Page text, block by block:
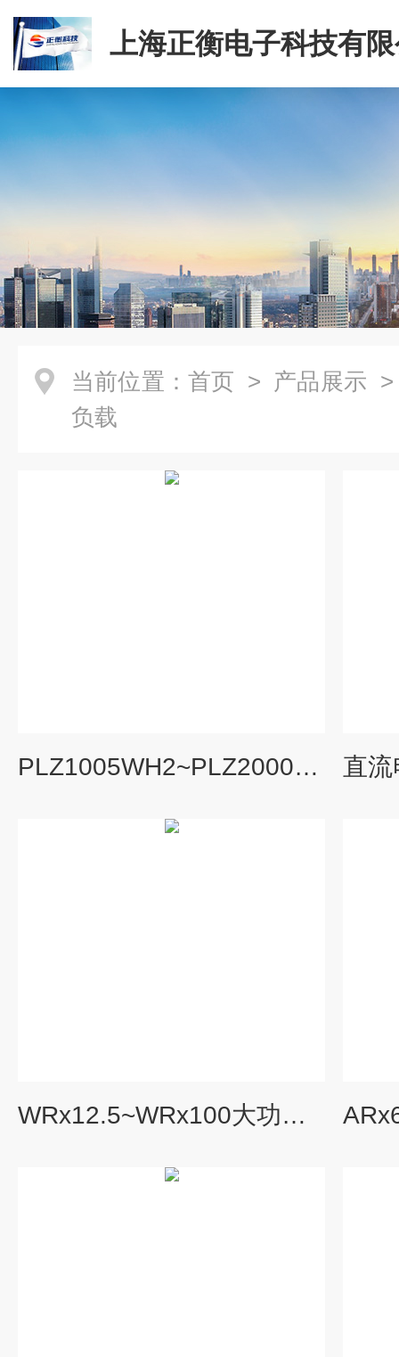
上海正衡电子科技有
当前位置： 首页 > 产品展示
负载
PLZ1005WH2~PLZ20005WH2PLZ-5WH2系列高电压大功率直流电子负载
WRx12.5~WRx100大功率直流电子负载 示波器电源通用仪器